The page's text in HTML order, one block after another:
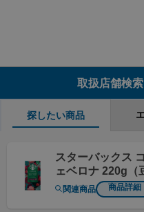
取扱店舗検索
探したい商品
スターバックス
ェベロナ 220g（
関連商品 商品詳細